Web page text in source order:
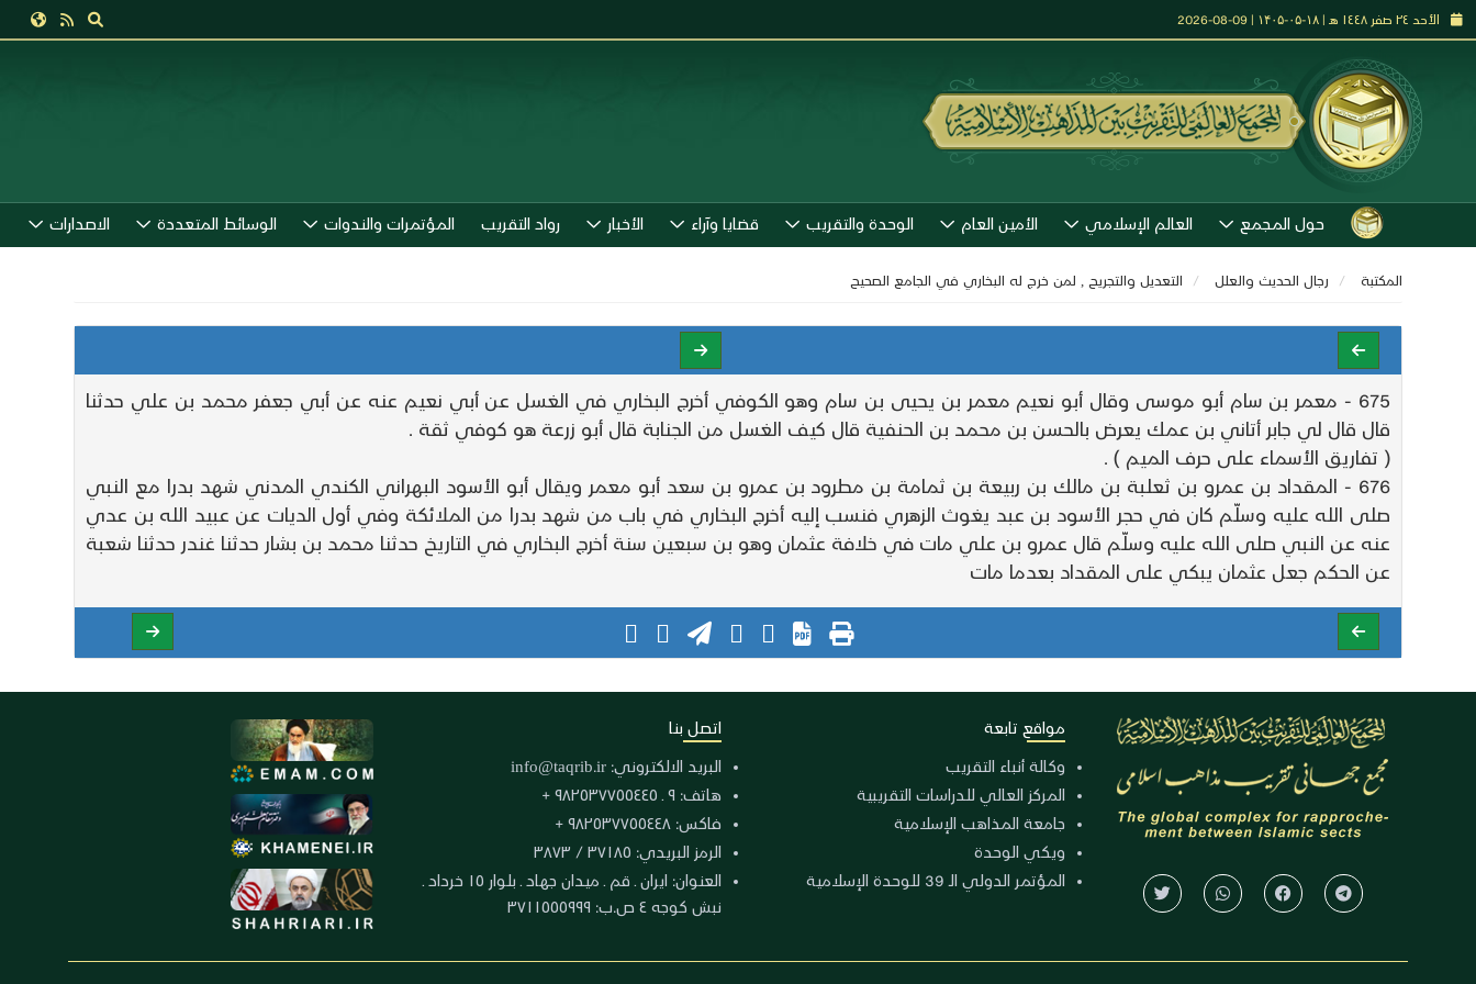
الأحد ٢٤ صفر ١٤٤٨ هـ | ۱۸-۰۵-۱۴۰۵ | 09-08-2026
حول المجمع العالم الإسلامي الأمين العام الوحدة والتقريب قضايا وآراء الأخبار رواد التقريب المؤتمرات والندوات الوسائط المتعددة الاصدارات
المكتبة رجال الحديث والعلل التعديل والتجريح , لمن خرج له البخاري في الجامع الصحيح
675 - معمر بن سام أبو موسى وقال أبو نعيم معمر بن يحيى بن سام وهو الكوفي أخرج البخاري في الغسل عن أبي نعيم عنه عن أبي جعفر محمد بن علي حدثنا
قال قال لي جابر أتاني بن عمك يعرض بالحسن بن محمد بن الحنفية قال كيف الغسل من الجنابة قال أبو زرعة هو كوفي ثقة .
( تفاريق الأسماء على حرف الميم ) .
676 - المقداد بن عمرو بن ثعلبة بن مالك بن ربيعة بن ثمامة بن مطرود بن عمرو بن سعد أبو معمر ويقال أبو الأسود البهراني الكندي المدني شهد بدرا مع النبي
صلى الله عليه وسلّم كان في حجر الأسود بن عبد يغوث الزهري فنسب إليه أخرج البخاري في باب من شهد بدرا من الملائكة وفي أول الديات عن عبيد الله بن عدي
عنه عن النبي صلى الله عليه وسلّم قال عمرو بن علي مات في خلافة عثمان وهو بن سبعين سنة أخرج البخاري في التاريخ حدثنا محمد بن بشار حدثنا غندر حدثنا شعبة
عن الحكم جعل عثمان يبكي على المقداد بعدما مات
مواقع تابعة
وكالة أنباء التقريب
المركز العالي للدراسات التقريبية
جامعة المذاهب الإسلامية
ويكي الوحدة
المؤتمر الدولي الـ 39 للوحدة الإسلامية
اتصل بنا
البريد الالكتروني: info@taqrib.ir
هاتف: ٩ ـ ٩٨٢٥٣٧٧٥٥٤٤٥ +
فاكس: ٩٨٢٥٣٧٧٥٥٤٤٨ +
الرمز البريدي: ٣٧١٨٥ / ٣٨٧٣
العنوان: ايران ـ قم ـ ميدان جهاد ـ بلوار ١٥ خرداد ـ
نبش كوجه ٤ ص.ب: ٣٧١١٥٥٥٩٩٩